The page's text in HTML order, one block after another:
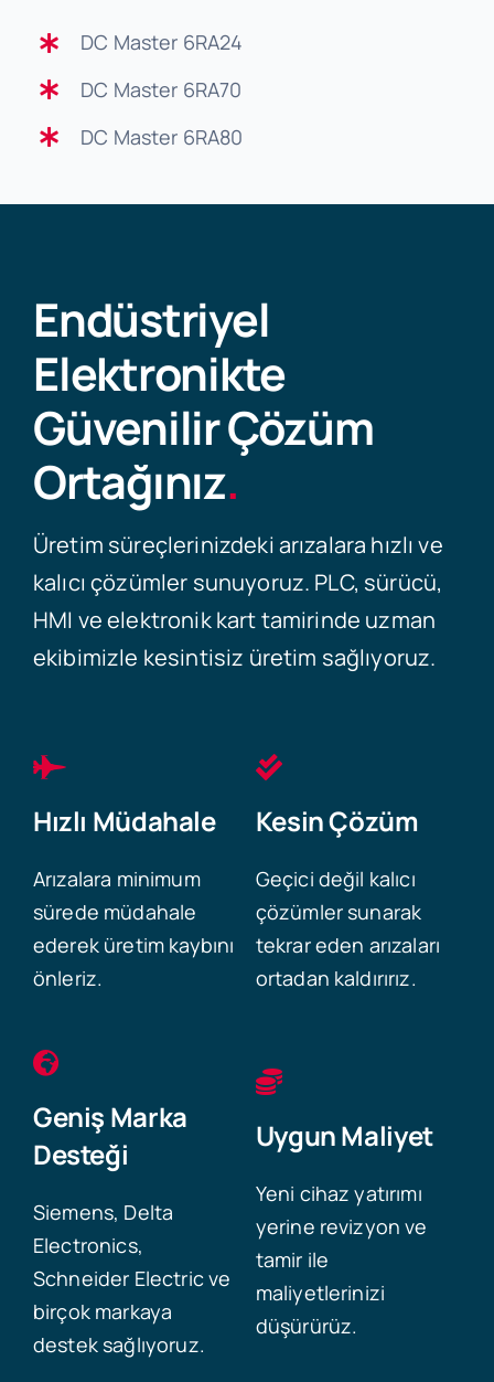
DC Master 6RA24
DC Master 6RA70
DC Master 6RA80
Endüstriyel
Elektronikte
Güvenilir Çözüm
Ortağınız.
Üretim süreçlerinizdeki arızalara hızlı ve
kalıcı çözümler sunuyoruz. PLC, sürücü,
HMI ve elektronik kart tamirinde uzman
ekibimizle kesintisiz üretim sağlıyoruz.
Hızlı Müdahale
Arızalara minimum
sürede müdahale
ederek üretim kaybını
önleriz.
Kesin Çözüm
Geçici değil kalıcı
çözümler sunarak
tekrar eden arızaları
ortadan kaldırırız.
Geniş Marka
Desteği
Siemens, Delta
Electronics,
Schneider Electric ve
birçok markaya
destek sağlıyoruz.
Uygun Maliyet
Yeni cihaz yatırımı
yerine revizyon ve
tamir ile
maliyetlerinizi
düşürürüz.